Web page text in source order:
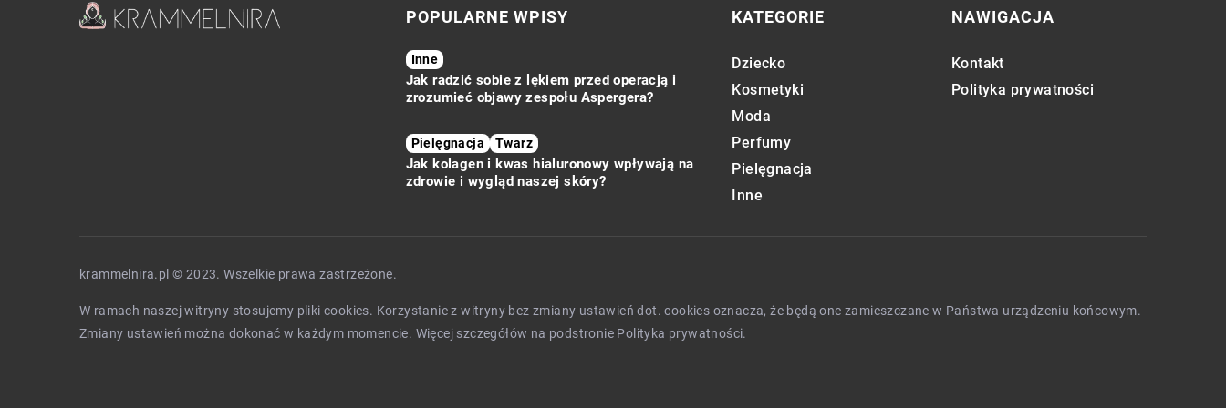
POPULARNE WPISY
Inne
Jak radzić sobie z lękiem przed operacją i
zrozumieć objawy zespołu Aspergera?
Pielęgnacja Twarz
Jak kolagen i kwas hialuronowy wpływają na
zdrowie i wygląd naszej skóry?
KATEGORIE
Dziecko
Kosmetyki
Moda
Perfumy
Pielęgnacja
Inne
NAWIGACJA
Kontakt
Polityka prywatności
krammelnira.pl © 2023. Wszelkie prawa zastrzeżone.
W ramach naszej witryny stosujemy pliki cookies. Korzystanie z witryny bez zmiany ustawień dot. cookies oznacza, że będą one zamieszczane w Państwa urządzeniu końcowym.
Zmiany ustawień można dokonać w każdym momencie. Więcej szczegółów na podstronie Polityka prywatności.